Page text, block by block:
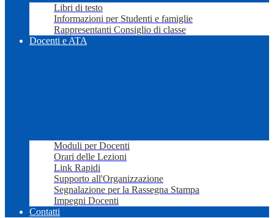
Libri di testo
Informazioni per Studenti e famiglie
Rappresentanti Consiglio di classe
Docenti e ATA
Moduli per Docenti
Orari delle Lezioni
Link Rapidi
Supporto all'Organizzazione
Segnalazione per la Rassegna Stampa
Impegni Docenti
Contatti